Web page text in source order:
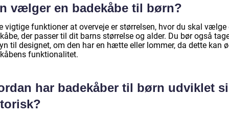
vælger en badekåbe til børn?
vigtige funktioner at overveje er størrelsen, hvor du skal vælge
der passer til dit barns størrelse og alder. Du bør også
til designet, om den har en hætte eller lommer, da dette kan
funktionalitet.
har badekåber til børn udviklet